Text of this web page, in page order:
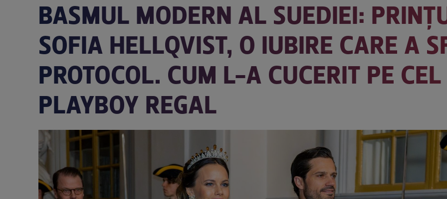
BASMUL MODERN AL SUEDIEI:
SOFIA HELLQVIST, O IUBIRE CARE A
PROTOCOL. CUM L-A CUCERIT PE
PLAYBOY REGAL